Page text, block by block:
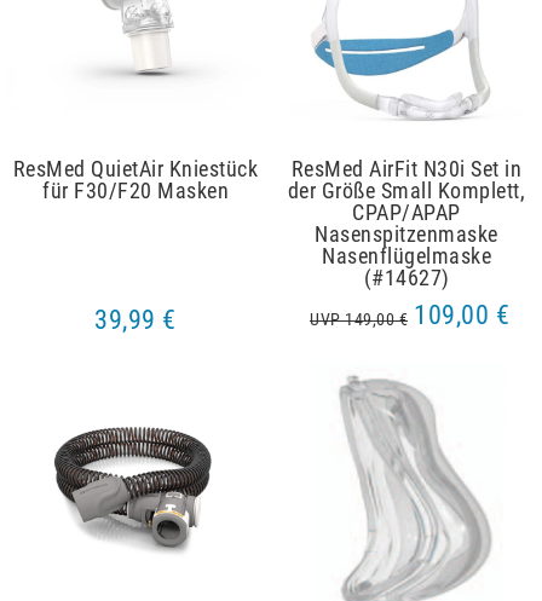
ResMed QuietAir Kniestück
für F30/F20 Masken
39,99 €
ResMed AirFit N30i Set in
der Größe Small Komplett,
CPAP/APAP
Nasenspitzenmaske
Nasenflügelmaske
(#14627)
UVP 149,00 € 109,00 €